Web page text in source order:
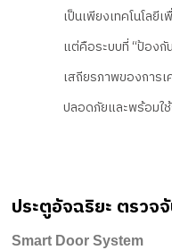
เป็นเพียงเทคโนโลยี
แต่คือระบบที่ “ป้องกั
เสถียรภาพของการ
ปลอดภัยและพร้อมใ
ประตูอัจฉริยะ ตรวจ
Smart Door System